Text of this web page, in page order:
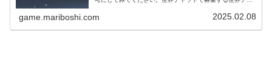
game.mariboshi.com 2025.02.08